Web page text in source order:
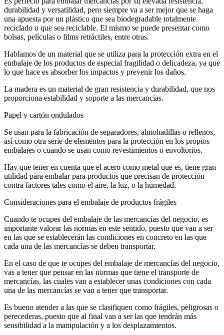
durabilidad y versatilidad, pero siempre va a ser mejor que se haga
una apuesta por un plástico que sea biodegradable totalmente
reciclado o que sea reciclable. El mismo se puede presentar como
bolsas, películas o films retráctiles, entre otras.
Hablamos de un material que se utiliza para la protección extra en el
embalaje de los productos de especial fragilidad o delicadeza, ya que
lo que hace es absorber los impactos y prevenir los daños.
La madera es un material de gran resistencia y durabilidad, que nos
proporciona estabilidad y soporte a las mercancías.
Papel y cartón ondulados
Se usan para la fabricación de separadores, almohadillas o rellenos,
así como otra serie de elementos para la protección en los propios
embalajes o cuando se usan como revestimientos o envoltorios.
Hay que tener en cuenta que el acero como metal que es, tiene gran
utilidad para embalar para productos que precisan de protección
contra factores tales como el aire, la luz, o la humedad.
Consideraciones para el embalaje de productos frágiles
Cuando te ocupes del embalaje de las mercancías del negocio, es
importante valorar las normas en este sentido, puesto que van a ser
en las que se establecerán las condiciones en concreto en las que
cada una de las mercancías se deben transportar.
En el caso de que te ocupes del embalaje de mercancías del negocio,
vas a tener que pensar en las normas que tiene el transporte de
mercancías, las cuales van a establecer unas condiciones con cada
una de las mercancías se van a tener que transportar.
Es bueno atender a las que se clasifiquen como frágiles, peligrosas o
perecederas, puesto que al final van a ser las que tendrán más
sensibilidad a la manipulación y a los desplazamientos.